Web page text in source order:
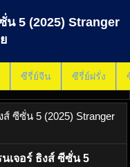
น 5 (2025) Stranger
ซีรี่ย์จีน ซีรี่ย์ฝรั่ง
ส์ ซีซั่น 5 (2025) Stranger
นเจอร์ ธิงส์ ซีซั่น 5